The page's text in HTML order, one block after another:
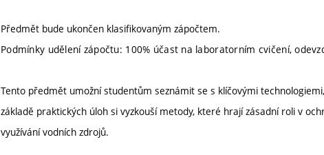
Předmět bude ukončen klasifikovaným zápočtem.
Podmínky udělení zápočtu: 100% účast na laboratorním cvičení,
Tento předmět umožní studentům seznámit se s klíčovými
základě praktických úloh si vyzkouší metody, které hrají zásadní roli v
využívání vodních zdrojů.